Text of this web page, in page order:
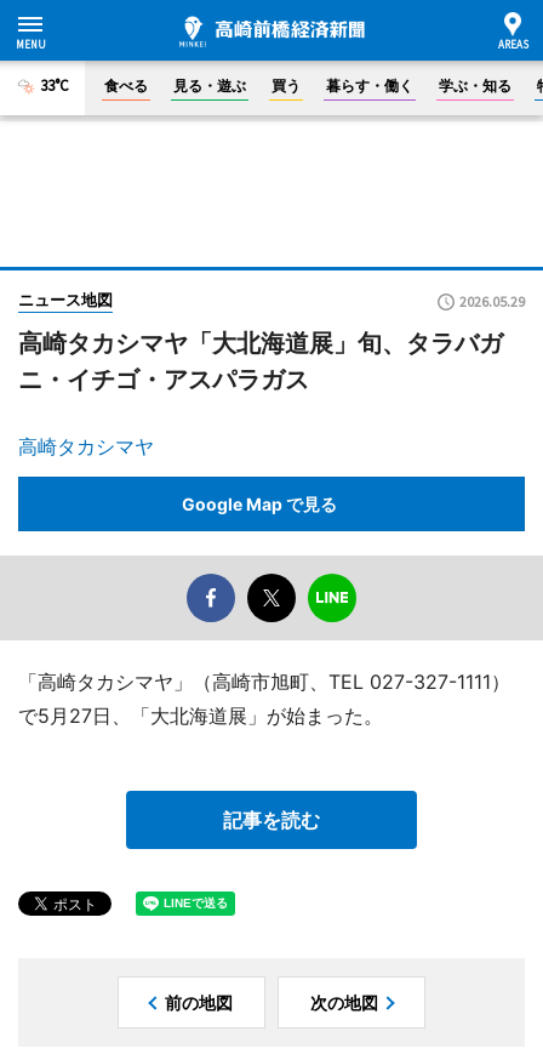
33°C 食べる 見る・遊ぶ 買う 暮らす・働く 学ぶ・知る
ニュース地図 2026.05.29
高崎タカシマヤ「大北海道展」旬、タラバガ
ニ・イチゴ・アスパラガス
高崎タカシマヤ
Google Map で見る
「高崎タカシマヤ」（高崎市旭町、TEL 027-327-1111）
で5月27日、「大北海道展」が始まった。
記事を読む
前の地図 次の地図